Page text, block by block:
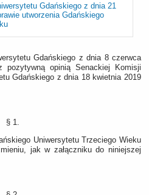
Gdańskiego z dnia 21
utworzenia Gdańskiego
Gdańskiego z dnia 8 czerwca
opinią Senackiej Komisji
Gdańskiego z dnia 18 kwietnia 2019
§ 1.
Uniwersytetu Trzeciego Wieku
jak w załączniku do niniejszej